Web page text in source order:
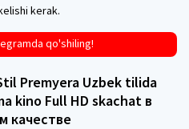
kerak.
qo'shiling!
Premyera Uzbek tilida
kino Full HD skachat в
качестве